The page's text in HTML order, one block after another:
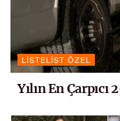
LISTELIST ÖZEL
Yılın En Çarpıcı